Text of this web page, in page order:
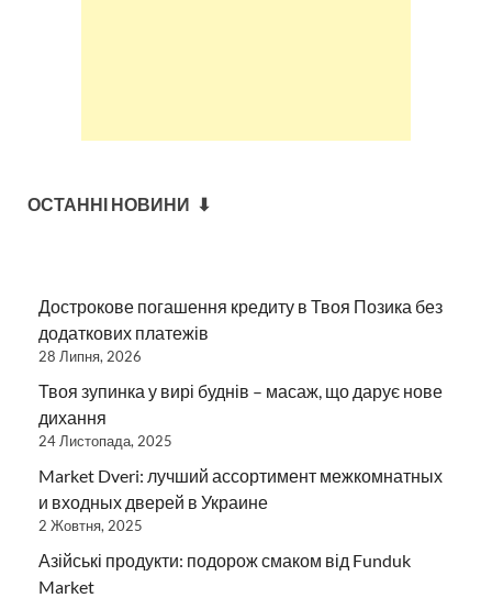
ОСТАННІ НОВИНИ ⬇
Дострокове погашення кредиту в Твоя Позика без
додаткових платежів
28 Липня, 2026
Твоя зупинка у вирі буднів – масаж, що дарує нове
дихання
24 Листопада, 2025
Market Dveri: лучший ассортимент межкомнатных
и входных дверей в Украине
2 Жовтня, 2025
Азійські продукти: подорож смаком від Funduk
Market